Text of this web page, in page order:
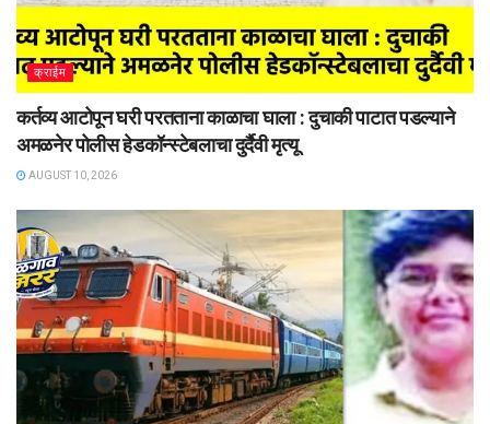
क्राईम
कर्तव्य आटोपून घरी परतताना काळाचा घाला : दुचाकी पाटात पडल्याने
अमळनेर पोलीस हेडकॉन्स्टेबलाचा दुर्दैवी मृत्यू
AUGUST 10, 2026